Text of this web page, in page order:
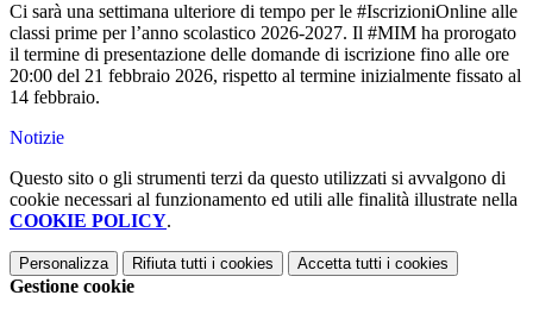
Ci sarà una settimana ulteriore di tempo per le #IscrizioniOnline alle
classi prime per l’anno scolastico 2026-2027. Il #MIM ha prorogato
il termine di presentazione delle domande di iscrizione fino alle ore
20:00 del 21 febbraio 2026, rispetto al termine inizialmente fissato al
14 febbraio.
Notizie
Questo sito o gli strumenti terzi da questo utilizzati si avvalgono di
cookie necessari al funzionamento ed utili alle finalità illustrate nella
COOKIE POLICY.
Personalizza Rifiuta tutti i cookies Accetta tutti i cookies
Gestione cookie